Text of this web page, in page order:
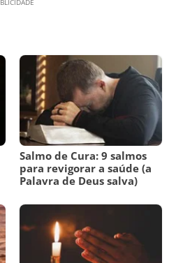
Salmo de Cura: 9 salmos
para revigorar a saúde (a
Palavra de Deus salva)